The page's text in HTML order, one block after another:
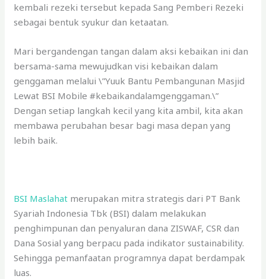
kembali rezeki tersebut kepada Sang Pemberi Rezeki
sebagai bentuk syukur dan ketaatan.
Mari bergandengan tangan dalam aksi kebaikan ini dan
bersama-sama mewujudkan visi kebaikan dalam
genggaman melalui \”Yuuk Bantu Pembangunan Masjid
Lewat BSI Mobile #kebaikandalamgenggaman.\”
Dengan setiap langkah kecil yang kita ambil, kita akan
membawa perubahan besar bagi masa depan yang
lebih baik.
BSI Maslahat merupakan mitra strategis dari PT Bank
Syariah Indonesia Tbk (BSI) dalam melakukan
penghimpunan dan penyaluran dana ZISWAF, CSR dan
Dana Sosial yang berpacu pada indikator sustainability.
Sehingga pemanfaatan programnya dapat berdampak
luas.